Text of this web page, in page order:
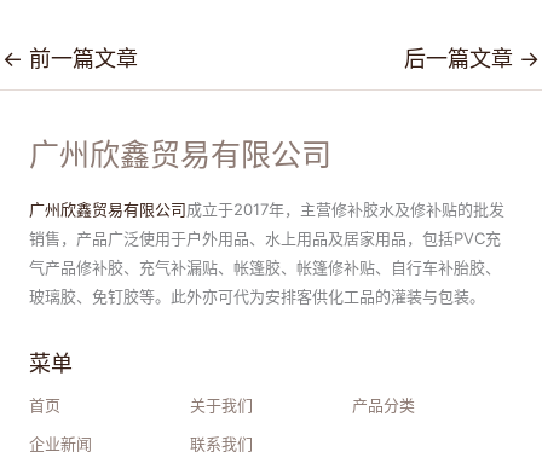
← 前一篇文章 后一篇文章 →
广州欣鑫贸易有限公司
广州欣鑫贸易有限公司成立于2017年，主营修补胶水及修补贴的批发
销售，产品广泛使用于户外用品、水上用品及居家用品，包括PVC充
气产品修补胶、充气补漏贴、帐篷胶、帐篷修补贴、自行车补胎胶、
玻璃胶、免钉胶等。此外亦可代为安排客供化工品的灌装与包装。
菜单
首页 关于我们
产品分类
企业新闻
联系我们